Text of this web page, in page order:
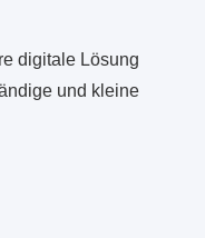
digitale Lösung
und kleine